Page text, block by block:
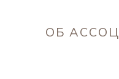
ОБ